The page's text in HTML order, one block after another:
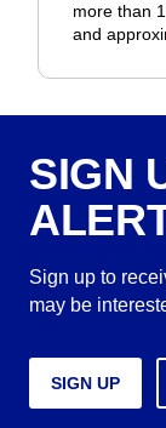
more than
and
SIGN
Sign up to
may be
SIGN UP